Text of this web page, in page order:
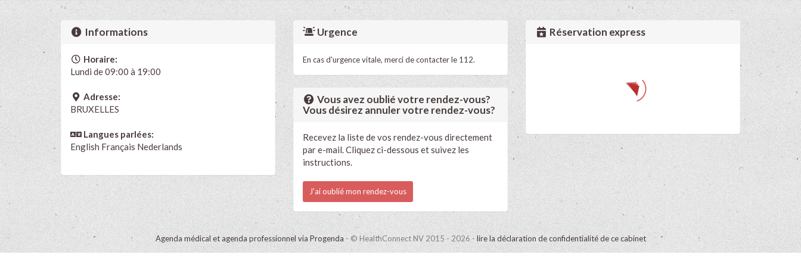
Informations
Horaire:
Lundi de 09:00 à 19:00
Adresse:
BRUXELLES
Langues parlées:
English Français Nederlands
Urgence
En cas d'urgence vitale, merci de contacter le 112.
Vous avez oublié votre rendez-vous?
Vous désirez annuler votre rendez-vous?
Recevez la liste de vos rendez-vous directement
par e-mail. Cliquez ci-dessous et suivez les
instructions.
J'ai oublié mon rendez-vous
Réservation express
Agenda médical et agenda professionnel via Progenda - © HealthConnect NV 2015 - 2026 -lire la déclaration de confidentialité de ce cabinet